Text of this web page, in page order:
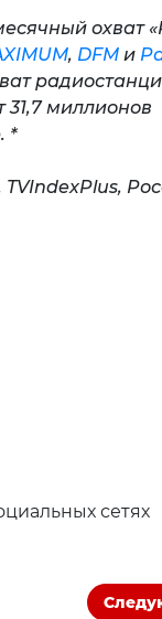
охват
, DFM и
31,7 миллионов
. *
TVIndexPlus,
сетях